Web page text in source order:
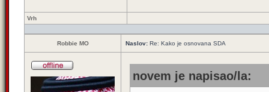
Vrh
Robbie MO Naslov: Re: Kako je osnovana SDA
novem je napisao/la: